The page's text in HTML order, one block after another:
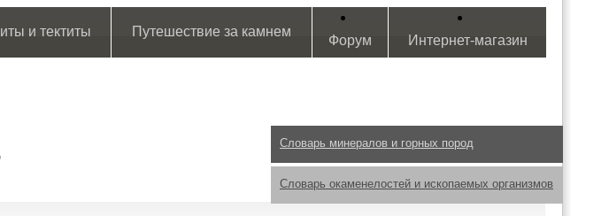
и тектиты Путешествие за камнем
Форум Интернет-магазин
Словарь минералов и горных пород
Словарь окаменелостей и ископаемых организмов